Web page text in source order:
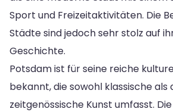
Sport und Freizeitaktivitäten. Die
Städte sind jedoch sehr stolz auf
Geschichte.
Potsdam ist für seine reiche
bekannt, die sowohl klassische als
zeitgenössische Kunst umfasst.